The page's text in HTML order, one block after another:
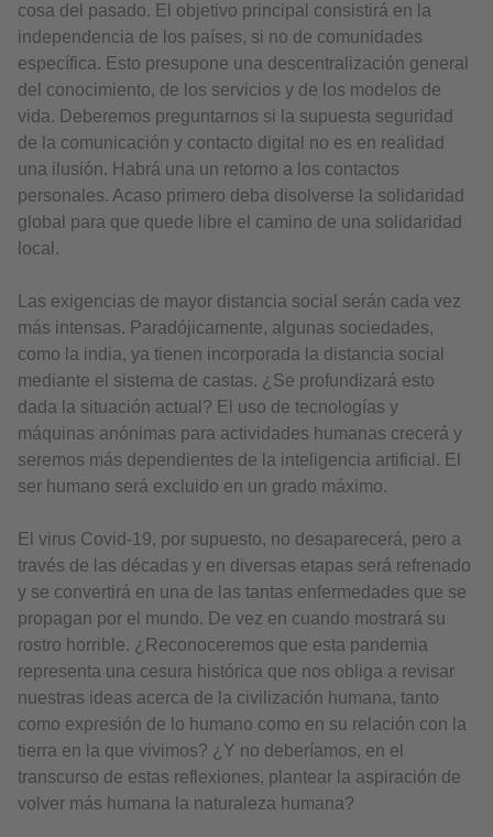
cosa del pasado. El objetivo principal consistirá en la
independencia de los países, si no de comunidades
específica. Esto presupone una descentralización general
del conocimiento, de los servicios y de los modelos de
vida. Deberemos preguntarnos si la supuesta seguridad
de la comunicación y contacto digital no es en realidad
una ilusión. Habrá una un retorno a los contactos
personales. Acaso primero deba disolverse la solidaridad
global para que quede libre el camino de una solidaridad
local.
Las exigencias de mayor distancia social serán cada vez
más intensas. Paradójicamente, algunas sociedades,
como la india, ya tienen incorporada la distancia social
mediante el sistema de castas. ¿Se profundizará esto
dada la situación actual? El uso de tecnologías y
máquinas anónimas para actividades humanas crecerá y
seremos más dependientes de la inteligencia artificial. El
ser humano será excluido en un grado máximo.
El virus Covid-19, por supuesto, no desaparecerá, pero a
través de las décadas y en diversas etapas será refrenado
y se convertirá en una de las tantas enfermedades que se
propagan por el mundo. De vez en cuando mostrará su
rostro horrible. ¿Reconoceremos que esta pandemia
representa una cesura histórica que nos obliga a revisar
nuestras ideas acerca de la civilización humana, tanto
como expresión de lo humano como en su relación con la
tierra en la que vivimos? ¿Y no deberíamos, en el
transcurso de estas reflexiones, plantear la aspiración de
volver más humana la naturaleza humana?